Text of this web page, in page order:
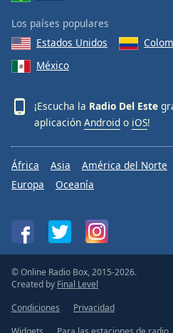
Los países populares
Estados Unidos
México
¡Escucha la Radio Del Este
aplicación Android o iOS!
África Asia América del Norte
Europa
Oceanía
© Online Radio Box, 2015-2026.
Created by Final Level
Condiciones
Privacidad